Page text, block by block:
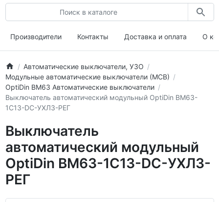
Производители Контакты Доставка и оплата О
Автоматические выключатели, УЗО
Модульные автоматические выключатели (МСВ)
OptiDin ВМ63 Автоматические выключатели
Выключатель автоматический модульный OptiDin BM63-
1C13-DC-УХЛ3-РЕГ
Выключатель
автоматический модульный
OptiDin BM63-1C13-DC-УХЛ3-
РЕГ